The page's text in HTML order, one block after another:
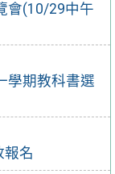
會(10/29中午
學期教科書選
報名